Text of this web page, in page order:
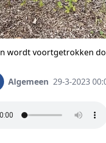
wordt voortgetrokken
Algemeen 29-3-2023